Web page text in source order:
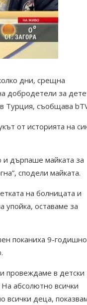
дни, срещна
добродетели за
Турция, съобщава
от историята на
и дърпаше майката за
сподели майката.
на болницата и
оставаме за
поканиха 9-
провеждаме в детски
абсолютно всички
всички деца,